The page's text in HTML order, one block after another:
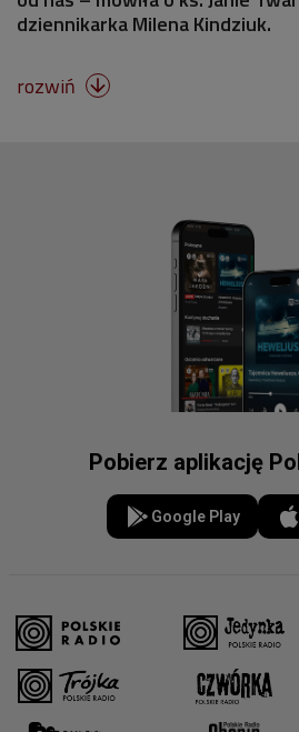
dziennikarka Milena Kindziuk.
rozwiń 
Pobierz aplikację
Google Play